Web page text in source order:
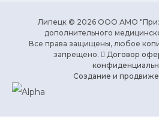
Липецк © 2026 ООО АМО
дополнительного
Все права защищены, любое
запрещено.
Договор
Создание и